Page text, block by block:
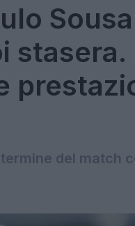
stasera.
del match